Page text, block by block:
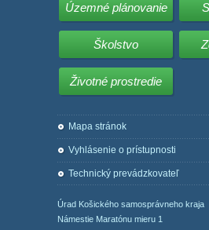
Územné plánovanie
Školstvo
Životné prostredie
Mapa stránok
Vyhlásenie o prístupnosti
Technický prevádzkovateľ
Úrad Košického samosprávneho kraja
Námestie Maratónu mieru 1